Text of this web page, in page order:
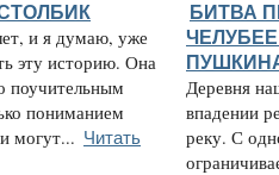
и я думаю, уже
эту историю. Она
поучительным
пониманием
могут... Читать
БИТВА
Деревня
впадении
реку. С